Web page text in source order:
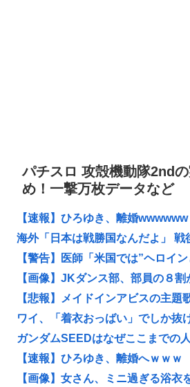
パチスロ 攻殻機動隊2nd
め！一撃万枚データなど
【速報】ひろゆき、離婚wwwwww
海外「日本は戦勝国なんだよ」 戦
【警告】医師「米国では”ヘロイ
【画像】JKダンス部、部員の８割
【悲報】メイドインアビスの主題
ワイ、「着衣おっばい」でしか抜
ガンダムSEEDはなぜここまでの
【速報】ひろゆき、離婚へｗｗｗ
【画像】女さん、ミニ過ぎる浴衣